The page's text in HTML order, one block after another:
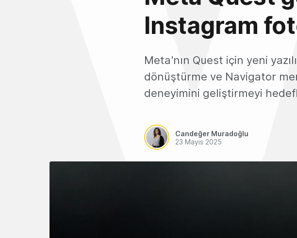
Instagram
Meta'nın Quest için yeni
dönüştürme ve Navigator
deneyimini geliştirmeyi
Candeğer Muradoğlu
23 Mayıs 2025